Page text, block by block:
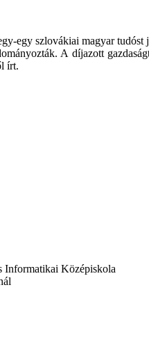
egy szlovákiai magyar
A díjazott
írt.
Informatikai Középiskola